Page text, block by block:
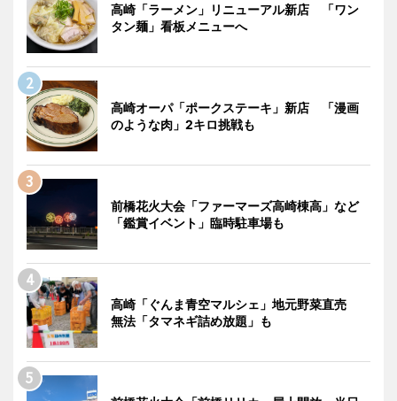
高崎「ラーメン」リニューアル新店 「ワン
タン麺」看板メニューへ
高崎オーパ「ポークステーキ」新店 「漫画
のような肉」2キロ挑戦も
前橋花火大会「ファーマーズ高崎棟高」など
「鑑賞イベント」臨時駐車場も
高崎「ぐんま青空マルシェ」地元野菜直売
無法「タマネギ詰め放題」も